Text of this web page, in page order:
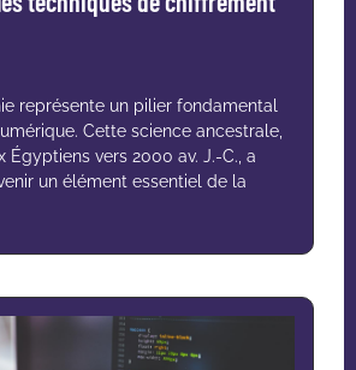
représente un pilier fondamental
Cette science ancestrale,
Égyptiens vers 2000 av. J.-C., a
un élément essentiel de la